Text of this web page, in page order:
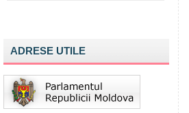
ADRESE UTILE